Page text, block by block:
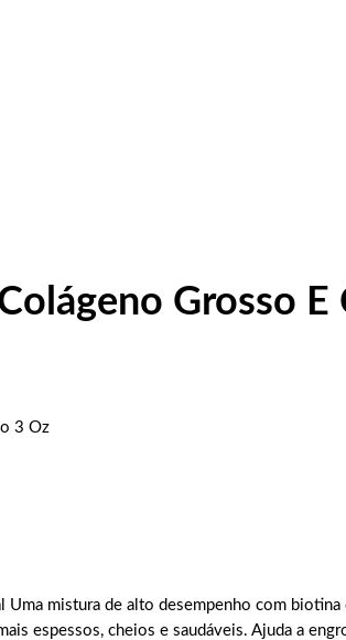
Grosso
3 Oz
mistura de alto desempenho com
espessos, cheios e saudáveis. Ajuda a